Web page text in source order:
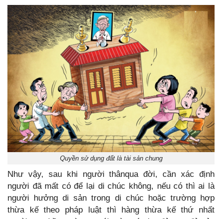
Quyền sử dụng đất là tài sản chung
Như vậy, sau khi người thânqua đời, cần xác định
người đã mất có để lại di chúc không, nếu có thì ai là
người hưởng di sản trong di chúc hoặc trường hợp
thừa kế theo pháp luật thì hàng thừa kế thứ nhất